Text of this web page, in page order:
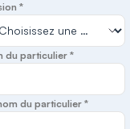
*
du particulier *
du particulier *